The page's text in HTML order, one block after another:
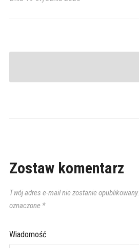
Zostaw komentarz
Twój adres e-mail nie zostanie opublikowany.
oznaczone *
Wiadomość